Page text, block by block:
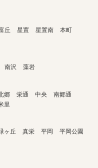
丘 星置 星置南
本町
南沢 藻岩
郷 栄通 中央
南郷通
里
ヶ丘 真栄 平岡
平岡公園